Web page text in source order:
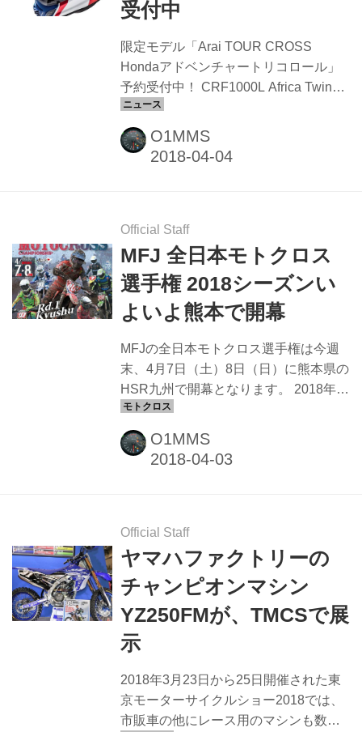
付けられます。 第2ヒートはクロスカ
す。各クラス一斉にスタートして規定
時間（1時間・2時間）経過時点...
受付中
限定モデル「Arai TOUR CROSS
Hondaアドベンチャートリコロール」
予約受付中！ CRF1000L Africa Twinを
イメージさせる大胆なトリコロールカ
ラーなデザインのヘルメット。 サイズ
展開：S／M／L／XL メーカー希望小売
Honda二輪車正規取扱店まで。 Honda
Dream ネットワーク｜Honda Honda
Dream ネットワークはHonda Dreamの
オフィシャルサイトです。Honda
Dreamは、お客様の大切なバイクとバ
O1MMS
Official Staff
MFJ 全日本モトクロス
選手権 2018シーズンい
よいよ熊本で開幕
MFJの全日本モトクロス選手権は今週
末、4月7日（土）8日（日）に熊本県の
HSR九州で開幕となります。 2018年全
日本モトクロスは全9戦・18ヒートで争
われる！！ 2018年シーズンの全日本モ
トクロス選手権は、4月から10月まで全
開されます。 2018 全日本モトクロス選
手権【開催日程】 第1戦 4/7・8 HSR九
州（熊本） 第2戦 4/21・22 オフロード
ヴィレッジ（埼玉） 第3戦 5/12・13 ス
ポーツランドSUGO（宮城） 第4戦
5/26・27 世羅グリーンパー...
O1MMS
Official Staff
ヤマハファクトリーの
チャンピオンマシン
YZ250FMが、TMCSで展
示
2018年3月23日から25日開催された東
京モーターサイクルショー2018では、
市販車の他にレース用のマシンも数多